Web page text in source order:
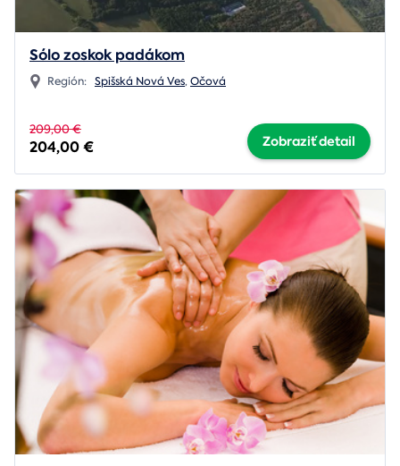
Sólo zoskok padákom
Región: Spišská Nová Ves,Očová
209,00 €
204,00 € Zobraziť detail